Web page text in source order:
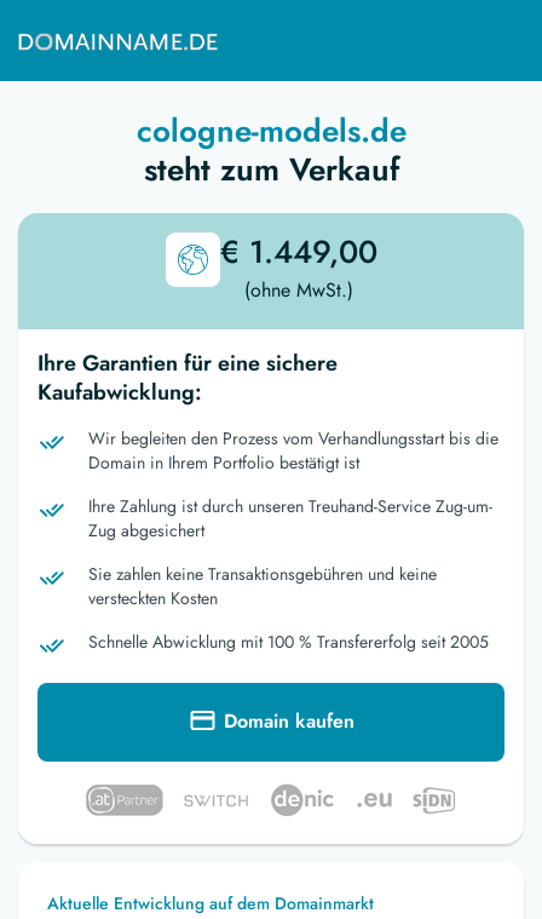
cologne-models.de
steht zum Verkauf
€ 1.449,00
(ohne MwSt.)
Ihre Garantien für eine sichere
Kaufabwicklung:
Wir begleiten den Prozess vom Verhandlungsstart bis die
Domain in Ihrem Portfolio bestätigt ist
Ihre Zahlung ist durch unseren Treuhand-Service Zug-um-
Zug abgesichert
Sie zahlen keine Transaktionsgebühren und keine
versteckten Kosten
Schnelle Abwicklung mit 100 % Transfererfolg seit 2005
Domain kaufen
Aktuelle Entwicklung auf dem Domainmarkt